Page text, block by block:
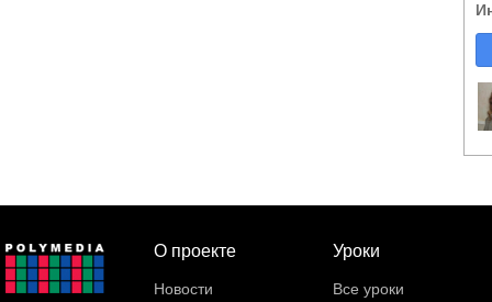
О проекте
Новости
Уроки
Все уроки